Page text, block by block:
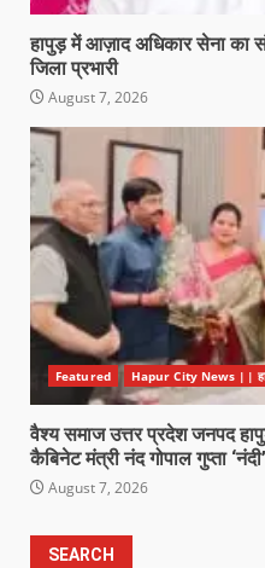
हापुड़ में आज़ाद अधिकार सेना का
जिला प्रभारी
August 7, 2026
Featured Hapur City News ||
वैश्य समाज उत्तर प्रदेश जनपद
कैबिनेट मंत्री नंद गोपाल गुप्ता
August 7, 2026
SEARCH